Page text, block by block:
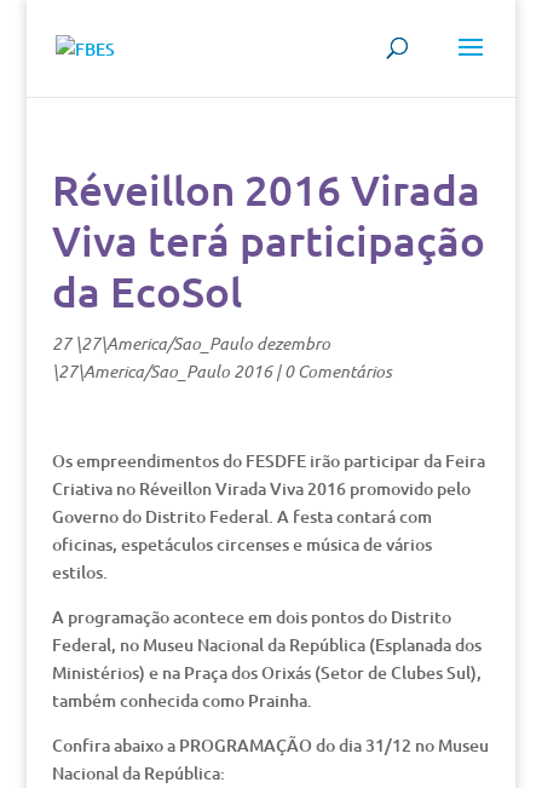
Réveillon 2016 Virada
Viva terá participação
da EcoSol
27 \27\America/Sao_Paulo dezembro
\27\America/Sao_Paulo 2016|0 Comentários
Os empreendimentos do FESDFE irão participar da Feira
Criativa no Réveillon Virada Viva 2016 promovido pelo
Governo do Distrito Federal. A festa contará com
oficinas, espetáculos circenses e música de vários
estilos.
A programação acontece em dois pontos do Distrito
Federal, no Museu Nacional da República (Esplanada dos
Ministérios) e na Praça dos Orixás (Setor de Clubes Sul),
também conhecida como Prainha.
Confira abaixo a PROGRAMAÇÃO do dia 31/12 no Museu
Nacional da República: